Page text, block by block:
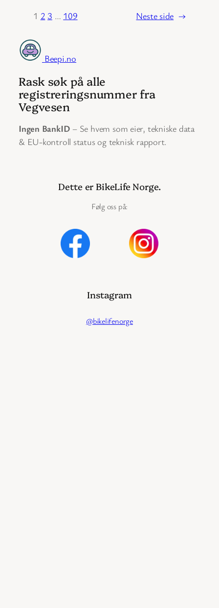
1 2 3 … 109 Neste side →
Beepi.no
Rask søk på alle
registreringsnummer fra
Vegvesen
Ingen BankID – Se hvem som eier, tekniske data
& EU-kontroll status og teknisk rapport.
Dette er BikeLife Norge.
Følg oss på:
Instagram
@bikelifenorge